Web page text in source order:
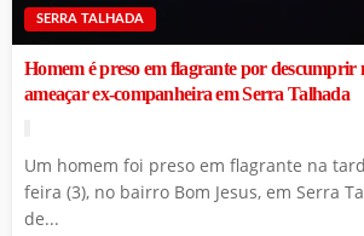
SERRA TALHADA
Homem é preso em flagrante por descumprir
ameaçar ex-companheira em Serra Talhada
Um homem foi preso em flagrante na
feira (3), no bairro Bom Jesus, em Serra
de...